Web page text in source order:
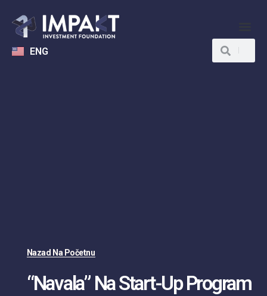
ENG
Nazad Na Početnu
“Navala” Na Start-Up Program